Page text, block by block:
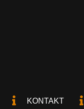
KONTAKT